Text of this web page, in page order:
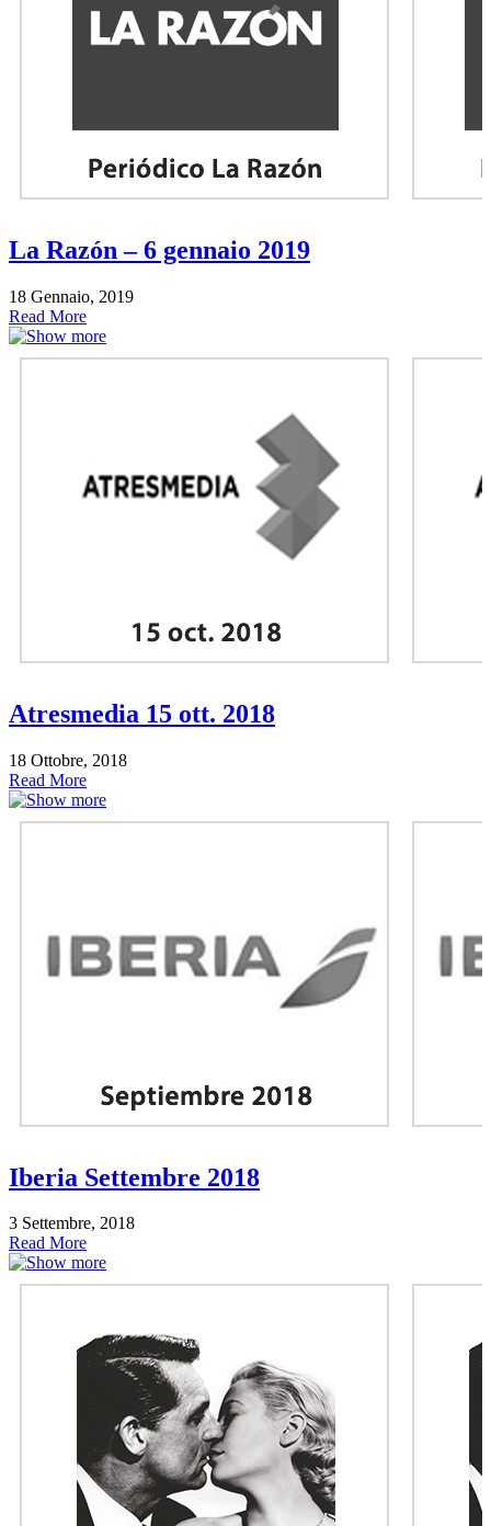
La Razón – 6 gennaio 2019
18 Gennaio, 2019
Read More
Atresmedia 15 ott. 2018
18 Ottobre, 2018
Read More
Iberia Settembre 2018
3 Settembre, 2018
Read More